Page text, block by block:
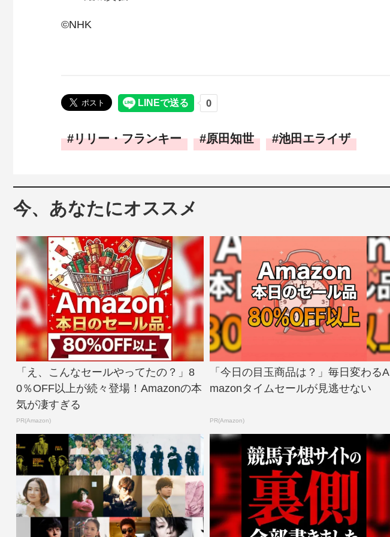
©NHK
リリー・フランキー 原田知世 池田エライザ
今、あなたにオススメ
「え、こんなセールやってたの？」8
0％OFF以上が続々登場！Amazonの本
気が凄すぎる
PR(Amazon)
「今日の目玉商品は？」毎日変わるA
mazonタイムセールが見逃せない
PR(Amazon)